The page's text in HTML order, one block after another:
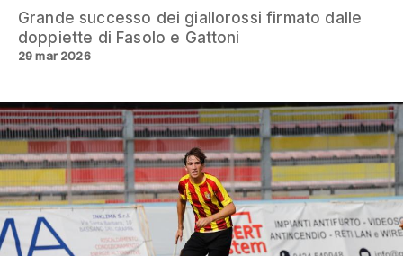
Grande successo dei giallorossi firmato dalle
doppiette di Fasolo e Gattoni
29 mar 2026